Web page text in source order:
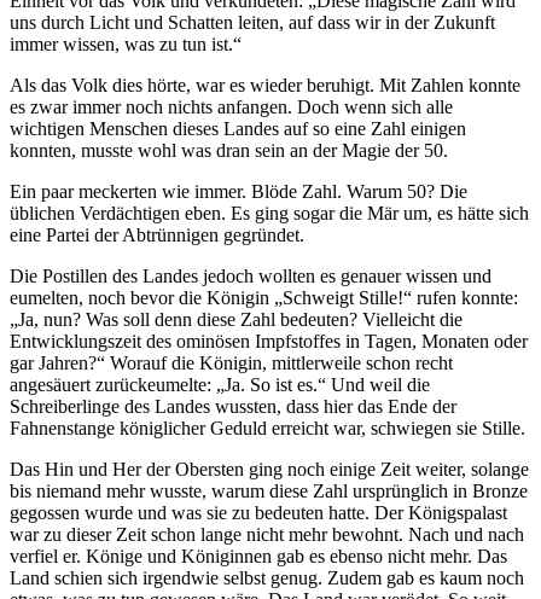
uns durch Licht und Schatten leiten, auf dass wir in der Zukunft
immer wissen, was zu tun ist.“
Als das Volk dies hörte, war es wieder beruhigt. Mit Zahlen konnte
es zwar immer noch nichts anfangen. Doch wenn sich alle
wichtigen Menschen dieses Landes auf so eine Zahl einigen
konnten, musste wohl was dran sein an der Magie der 50.
Ein paar meckerten wie immer. Blöde Zahl. Warum 50? Die
üblichen Verdächtigen eben. Es ging sogar die Mär um, es hätte sich
eine Partei der Abtrünnigen gegründet.
Die Postillen des Landes jedoch wollten es genauer wissen und
eumelten, noch bevor die Königin „Schweigt Stille!“ rufen konnte:
„Ja, nun? Was soll denn diese Zahl bedeuten? Vielleicht die
Entwicklungszeit des ominösen Impfstoffes in Tagen, Monaten oder
gar Jahren?“ Worauf die Königin, mittlerweile schon recht
angesäuert zurückeumelte: „Ja. So ist es.“ Und weil die
Schreiberlinge des Landes wussten, dass hier das Ende der
Fahnenstange königlicher Geduld erreicht war, schwiegen sie Stille.
Das Hin und Her der Obersten ging noch einige Zeit weiter, solange
bis niemand mehr wusste, warum diese Zahl ursprünglich in Bronze
gegossen wurde und was sie zu bedeuten hatte. Der Königspalast
war zu dieser Zeit schon lange nicht mehr bewohnt. Nach und nach
verfiel er. Könige und Königinnen gab es ebenso nicht mehr. Das
Land schien sich irgendwie selbst genug. Zudem gab es kaum noch